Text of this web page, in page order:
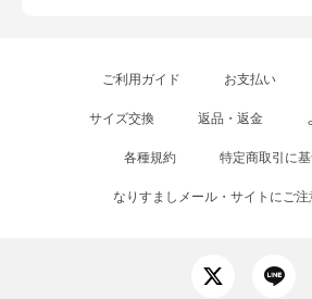
ご利用ガイド お支払い
サイズ交換 返品・返金
各種規約 特定商取引に
なりすましメール・サイトにご